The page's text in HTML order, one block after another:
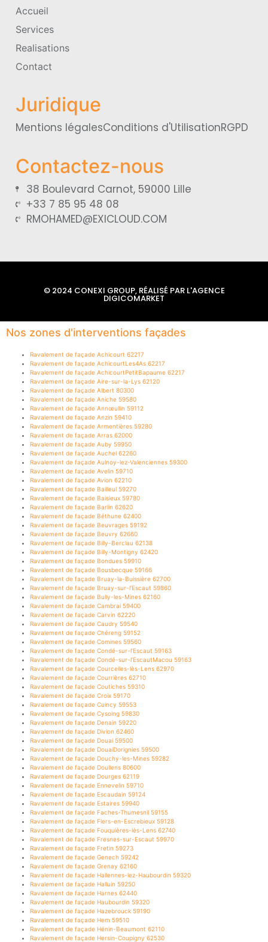
Accueil
Services
Realisations
Contact
Juridique
Mentions légalesConditions d'UtilisationRGPD
Contactez-nous
38 Boulevard Carnot, 59000 Lille
+33 7 85 95 48 08
RMOHAMED@EXICLOUD.COM
© 2024 CONEXI GROUP, RÉALISÉ PAR L'AGENCE
DIGICOMARKET
Nos zones d'interventions façades
Ravalement de façade Achicourt 62217
Ravalement de façade AchicourtLes4As 62217
Ravalement de façade AchicourtPetitBapaume 62217
Ravalement de façade Aire-sur-la-Lys 62120
Ravalement de façade Albert 80300
Ravalement de façade Aniche 59580
Ravalement de façade Annœullin 59112
Ravalement de façade Anzin 59410
Ravalement de façade Armentières 59280
Ravalement de façade Arras 62000
Ravalement de façade Auby 59950
Ravalement de façade Auchel 62260
Ravalement de façade Aulnoy-lez-Valenciennes 59300
Ravalement de façade Avelin 59710
Ravalement de façade Avion 62210
Ravalement de façade Bailleul 59270
Ravalement de façade Baisieux 59780
Ravalement de façade Barlin 62620
Ravalement de façade Béthune 62400
Ravalement de façade Beuvrages 59192
Ravalement de façade Beuvry 62660
Ravalement de façade Billy-Berclau 62138
Ravalement de façade Billy-Montigny 62420
Ravalement de façade Bondues 59910
Ravalement de façade Bousbecque 59166
Ravalement de façade Bruay-la-Buissière 62700
Ravalement de façade Bruay-sur-l’Escaut 59860
Ravalement de façade Bully-les-Mines 62160
Ravalement de façade Cambrai 59400
Ravalement de façade Carvin 62220
Ravalement de façade Caudry 59540
Ravalement de façade Chéreng 59152
Ravalement de façade Comines 59560
Ravalement de façade Condé-sur-l’Escaut 59163
Ravalement de façade Condé-sur-l’EscautMacou 59163
Ravalement de façade Courcelles-lès-Lens 62970
Ravalement de façade Courrières 62710
Ravalement de façade Coutiches 59310
Ravalement de façade Croix 59170
Ravalement de façade Cuincy 59553
Ravalement de façade Cysoing 59830
Ravalement de façade Denain 59220
Ravalement de façade Divion 62460
Ravalement de façade Douai 59500
Ravalement de façade DouaiDorignies 59500
Ravalement de façade Douchy-les-Mines 59282
Ravalement de façade Doullens 80600
Ravalement de façade Dourges 62119
Ravalement de façade Ennevelin 59710
Ravalement de façade Escaudain 59124
Ravalement de façade Estaires 59940
Ravalement de façade Faches-Thumesnil 59155
Ravalement de façade Flers-en-Escrebieux 59128
Ravalement de façade Fouquières-lès-Lens 62740
Ravalement de façade Fresnes-sur-Escaut 59970
Ravalement de façade Fretin 59273
Ravalement de façade Genech 59242
Ravalement de façade Grenay 62160
Ravalement de façade Hallennes-lez-Haubourdin 59320
Ravalement de façade Halluin 59250
Ravalement de façade Harnes 62440
Ravalement de façade Haubourdin 59320
Ravalement de façade Hazebrouck 59190
Ravalement de façade Hem 59510
Ravalement de façade Hénin-Beaumont 62110
Ravalement de façade Hersin-Coupigny 62530